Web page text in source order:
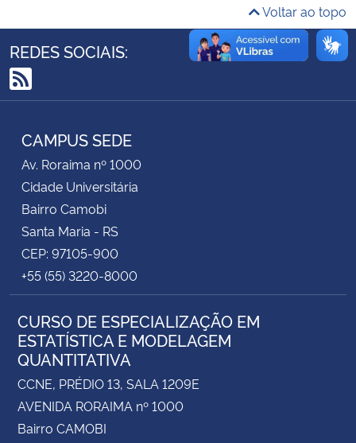
Ministério da Mulher, da Família e dos Direitos Humanos
Secretaria de Governo
Gabinete de Segurança Institucional
Advocacia-Geral da União
Banco Central do Brasil
Planalto
Voltar ao topo
REDES SOCIAIS:
RSS
CAMPUS SEDE
Av. Roraima nº 1000
Cidade Universitária
Bairro Camobi
Santa Maria - RS
CEP: 97105-900
+55 (55) 3220-8000
CURSO DE ESPECIALIZAÇÃO EM
ESTATÍSTICA E MODELAGEM
QUANTITATIVA
CCNE, PRÉDIO 13, SALA 1209E
AVENIDA RORAIMA nº 1000
Bairro CAMOBI